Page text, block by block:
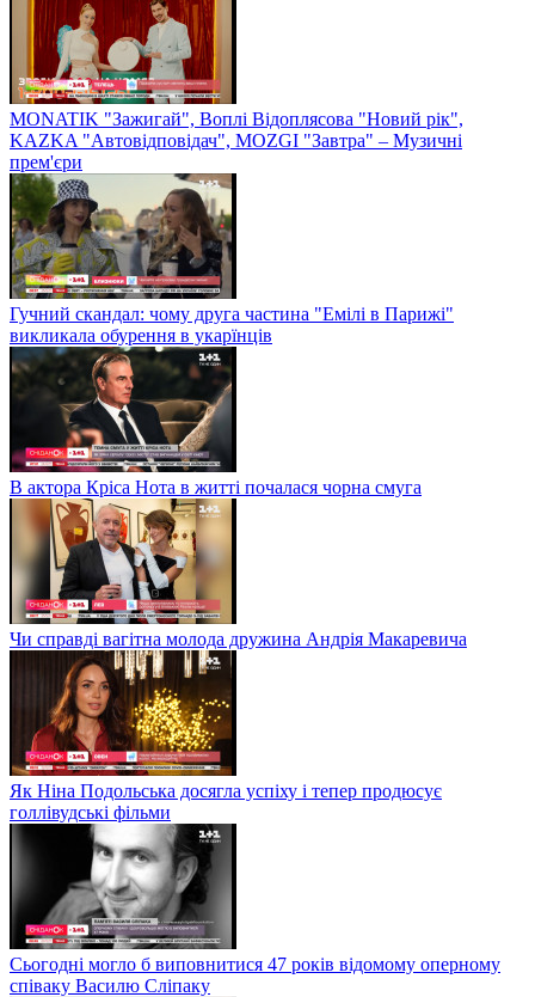
MONATIK "Зажигай", Воплі Відоплясова "Новий рік",
KAZKA "Автовідповідач", MOZGI "Завтра" – Музичні
прем'єри
Гучний скандал: чому друга частина "Емілі в Парижі"
викликала обурення в укарїнців
В актора Кріса Нота в житті почалася чорна смуга
Чи справді вагітна молода дружина Андрія Макаревича
Як Ніна Подольська досягла успіху і тепер продюсує
голлівудські фільми
Сьогодні могло б виповнитися 47 років відомому оперному
співаку Василю Сліпаку